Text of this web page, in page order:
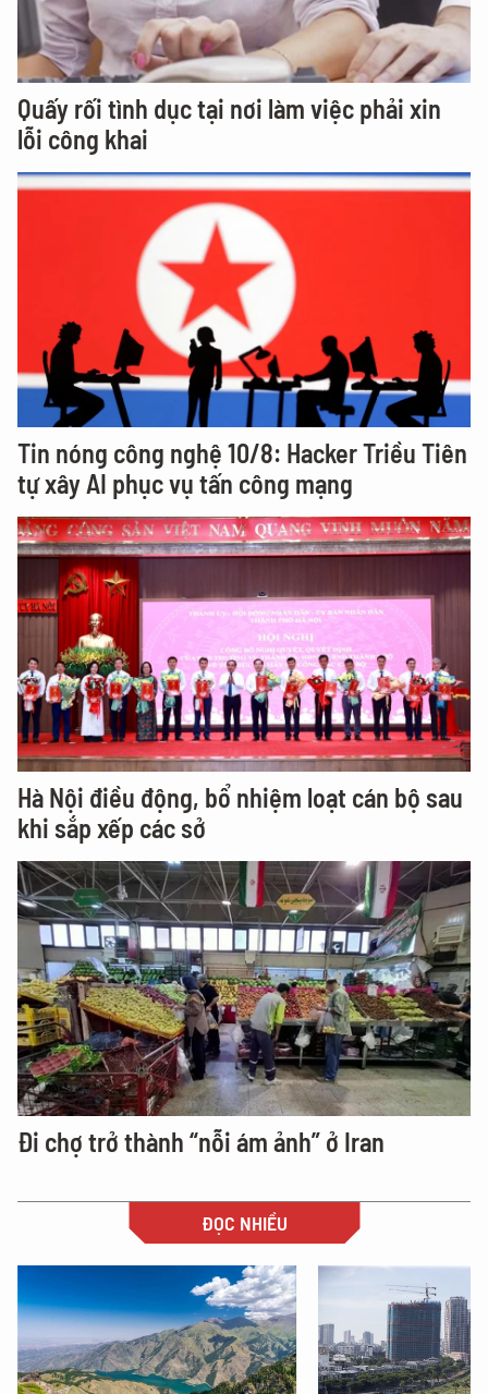
Quấy rối tình dục tại nơi làm việc phải xin
lỗi công khai
Tin nóng công nghệ 10/8: Hacker Triều Tiên
tự xây AI phục vụ tấn công mạng
Hà Nội điều động, bổ nhiệm loạt cán bộ sau
khi sắp xếp các sở
Đi chợ trở thành “nỗi ám ảnh” ở Iran
ĐỌC NHIỀU